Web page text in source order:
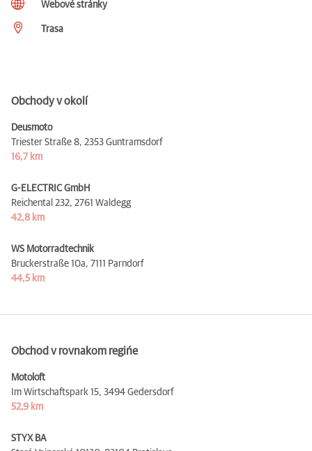
Webové stránky
Trasa
Obchody v okolí
Deusmoto
Triester Straße 8, 2353 Guntramsdorf
16,7 km
G-ELECTRIC GmbH
Reichental 232, 2761 Waldegg
42,8 km
WS Motorradtechnik
Bruckerstraße 10a, 7111 Parndorf
44,5 km
Obchod v rovnakom regińe
Motoloft
Im Wirtschaftspark 15, 3494 Gedersdorf
52,9 km
STYX BA